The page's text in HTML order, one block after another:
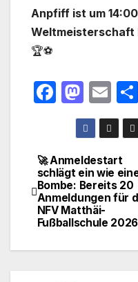
Anpfiff ist um
Weltmeisterschaft
🏆⚽
F
e
b
o
o
k
M
a
st
o
d
o
n
E
m
ail
🚀 Anmeldestart
schlägt ein wie
Bombe: Bereits 20
Anmeldungen für
NFV Matthäi-
Fußballschule